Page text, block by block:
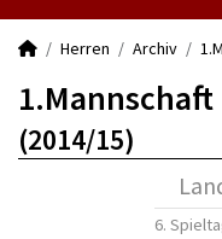
Herren Archiv
1.Mannschaft
(2014/15)
6.